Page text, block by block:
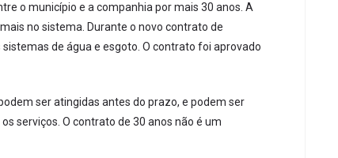
o município e a companhia por mais 30 anos. A
no sistema. Durante o novo contrato de
de água e esgoto. O contrato foi aprovado
ser atingidas antes do prazo, e podem ser
serviços. O contrato de 30 anos não é um